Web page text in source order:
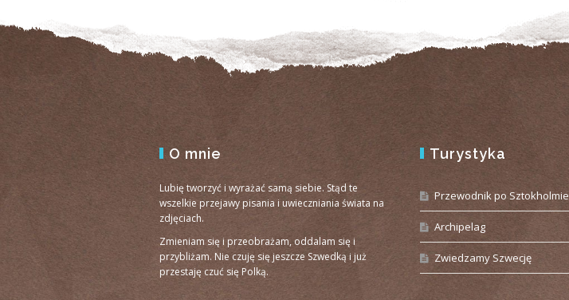
O mnie
Lubię tworzyć i wyrażać samą siebie. Stąd te
wszelkie przejawy pisania i uwieczniania świata na
zdjęciach.
Zmieniam się i przeobrażam, oddalam się i
przybliżam. Nie czuję się jeszcze Szwedką i już
przestaję czuć się Polką.
Turystyka
Przewodnik po Sztokholmie
Archipelag
Zwiedzamy Szwecję